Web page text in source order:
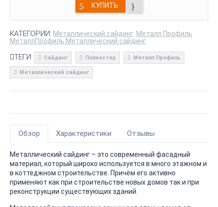
КУПИТЬ
КАТЕГОРИИ: Металлический сайдинг Металл Профиль
МеталлПрофиль Металлический сайдинг
ТЕГИ: Сайдинг Полиэстер Металл Профиль
Металлический сайдинг
Обзор Характеристики Отзывы
Металлический сайдинг – это современный фасадный
материал, который широко используется в много этажном и
в коттеджном строительстве. Причём его активно
применяют как при строительстве новых домов так и при
реконструкции существующих зданий.